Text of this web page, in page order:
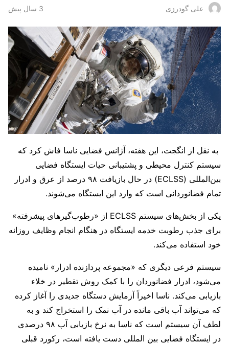
علی گودرزی 3 سال پیش
به نقل از انگجت، این هفته، آژانس فضایی ناسا فاش کرد که
سیستم کنترل محیطی و پشتیبانی حیات ایستگاه فضایی
بین‌المللی (ECLSS) در حال بازیافت ۹۸ درصد از عرق و ادرار
تمام فضانوردانی است که وارد این ایستگاه می‌شوند.
یکی از بخش‌های سیستم ECLSS از «رطوب‌گیر‌های پیشرفته»
برای جذب رطوبت خدمه ایستگاه در هنگام انجام وظایف روزانه
خود استفاده می‌کند.
سیستم فرعی دیگری که «مجموعه پردازنده ادرار» نامیده
می‌شود، ادرار فضانوردان را با کمک روش تقطیر در خلاء
بازیابی می‌کند. ناسا اخیراً آزمایش دستگاه جدیدی را آغاز کرده
که می‌تواند آب باقی مانده در آب نمک را استخراج کند و به
لطف آن سیستم است که ناسا به نرخ بازیابی آب ۹۸ درصدی
در ایستگاه فضایی بین المللی دست یافته است، رکورد قبلی